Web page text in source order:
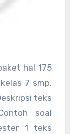
hal 175
7 smp,
teks
soal
1 teks